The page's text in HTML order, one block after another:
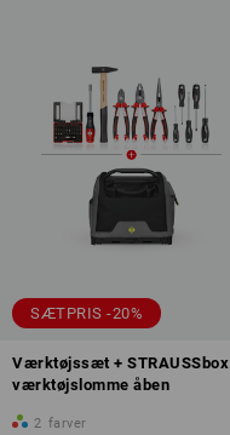
SÆTPRIS -20%
Værktøjssæt + STRAUSSbox
værktøjslomme åben
2 farver